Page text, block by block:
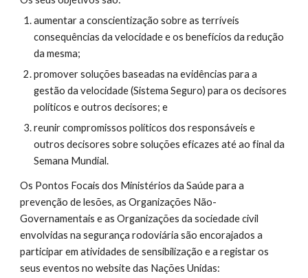
aumentar a conscientização sobre as terríveis
consequências da velocidade e os benefícios da redução
da mesma;
promover soluções baseadas na evidências para a
gestão da velocidade (Sistema Seguro) para os decisores
políticos e outros decisores; e
reunir compromissos ​​políticos dos responsáveis e
outros decisores sobre soluções eficazes até ao final da
Semana Mundial.
Os Pontos Focais dos Ministérios da Saúde para a
prevenção de lesões, as Organizações Não-
Governamentais e as Organizações da sociedade civil
envolvidas na segurança rodoviária são encorajados a
participar em atividades de sensibilização e a registar os